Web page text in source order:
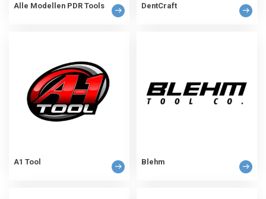
Alle Modellen PDR Tools DentCraft
A1 Tool Blehm